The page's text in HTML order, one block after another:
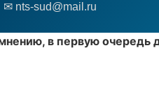
✉ nts-sud@mail.ru
в первую